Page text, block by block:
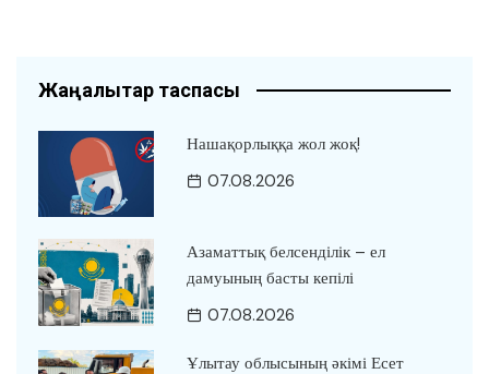
Жаңалықтар таспасы
Нашақорлыққа жол жоқ!
07.08.2026
Азаматтық белсенділік – ел
дамуының басты кепілі
07.08.2026
Ұлытау облысының әкімі Есет